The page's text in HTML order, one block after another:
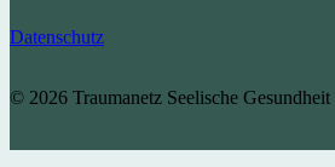
Datenschutz
© 2026 Traumanetz Seelische Gesundheit